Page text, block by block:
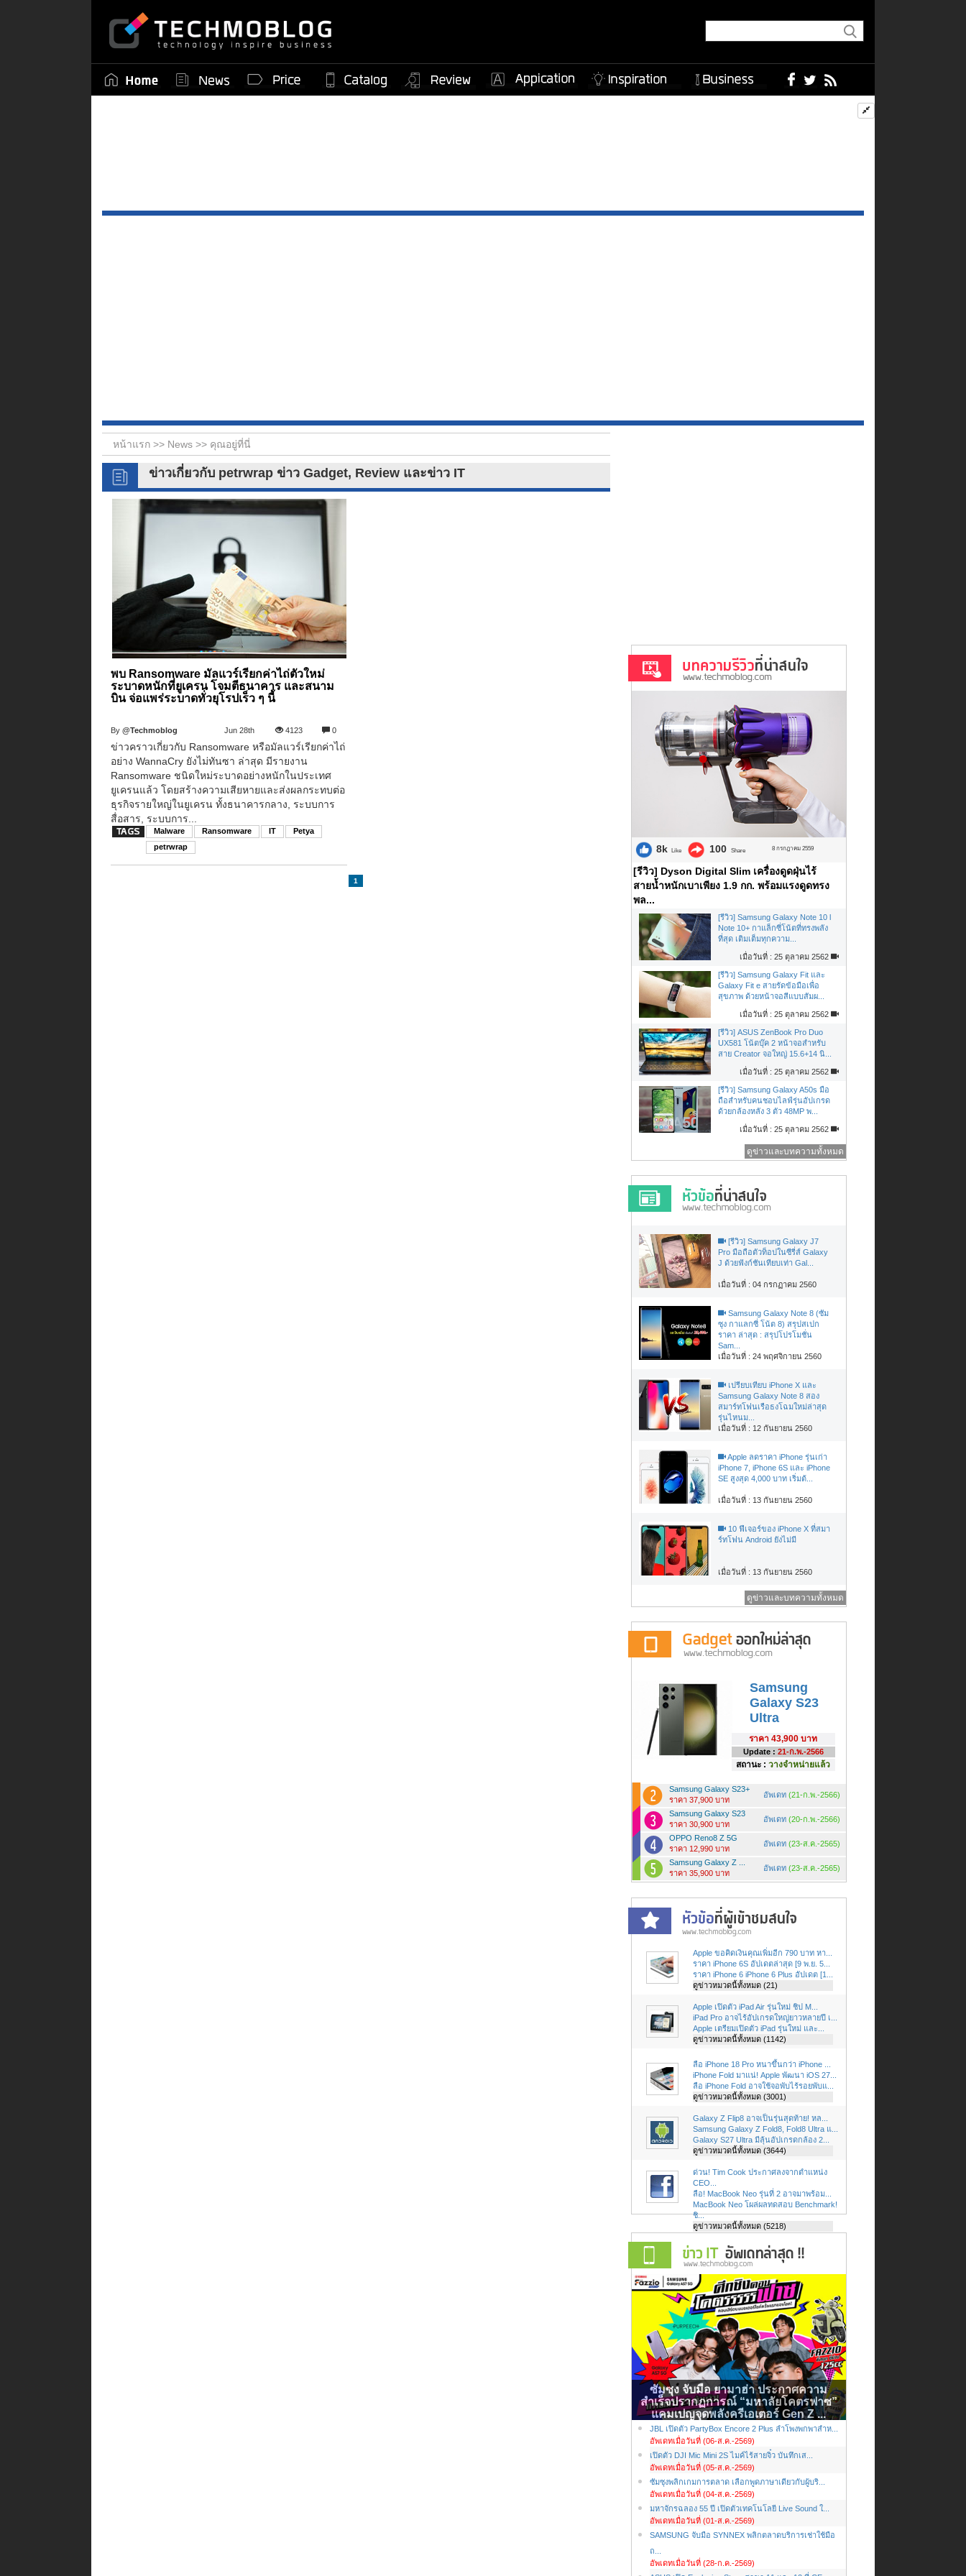
หน้าแรก >> News >> คุณอยู่ที่นี่
ข่าวเกี่ยวกับ petrwrap ข่าว Gadget, Review และข่าว IT
พบ Ransomware มัลแวร์เรียกค่าไถ่ตัวใหม่
ระบาดหนักที่ยูเครน โจมตีธนาคาร และสนาม
บิน จ่อแพร่ระบาดทั่วยุโรปเร็ว ๆ นี้
By@Techmoblog Jun 28th 4123 0
ข่าวคราวเกี่ยวกับ Ransomware หรือมัลแวร์เรียกค่าไถ่
อย่าง WannaCry ยังไม่ทันซา ล่าสุด มีรายงาน
Ransomware ชนิดใหม่ระบาดอย่างหนักในประเทศ
ยูเครนแล้ว โดยสร้างความเสียหายและส่งผลกระทบต่อ
ธุรกิจรายใหญ่ในยูเครน ทั้งธนาคารกลาง, ระบบการ
สื่อสาร, ระบบการ...
Malware Ransomware IT
Petya
petrwrap
1
8k Like 100 Share 8 กรกฎาคม 2559
[รีวิว] Dyson Digital Slim เครื่องดูดฝุ่นไร้
สายน้ำหนักเบาเพียง 1.9 กก. พร้อมแรงดูดทรง
พล...
[รีวิว] Samsung Galaxy Note 10 l
Note 10+ กาแล็กซี่โน้ตที่ทรงพลัง
ที่สุด เติมเต็มทุกความ...
เมื่อวันที่ : 25 ตุลาคม 2562
[รีวิว] Samsung Galaxy Fit และ
Galaxy Fit e สายรัดข้อมือเพื่อ
สุขภาพ ด้วยหน้าจอสีแบบสัมผ...
เมื่อวันที่ : 25 ตุลาคม 2562
[รีวิว] ASUS ZenBook Pro Duo
UX581 โน้ตบุ๊ค 2 หน้าจอสำหรับ
สาย Creator จอใหญ่ 15.6+14 นิ...
เมื่อวันที่ : 25 ตุลาคม 2562
[รีวิว] Samsung Galaxy A50s มือ
ถือสำหรับคนชอบไลฟ์รุ่นอัปเกรด
ด้วยกล้องหลัง 3 ตัว 48MP พ...
เมื่อวันที่ : 25 ตุลาคม 2562
ดูข่าวและบทความทั้งหมด
[รีวิว] Samsung Galaxy J7
Pro มือถือตัวท็อปในซีรี่ส์ Galaxy
J ด้วยฟังก์ชันเทียบเท่า Gal...
เมื่อวันที่ : 04 กรกฏาคม 2560
Samsung Galaxy Note 8 (ซัม
ซุง กาแลกซี่ โน้ต 8) สรุปสเปก
ราคา ล่าสุด : สรุปโปรโมชั่น
Sam...
เมื่อวันที่ : 24 พฤศจิกายน 2560
เปรียบเทียบ iPhone X และ
Samsung Galaxy Note 8 สอง
สมาร์ทโฟนเรือธงโฉมใหม่ล่าสุด
รุ่นไหนม...
เมื่อวันที่ : 12 กันยายน 2560
Apple ลดราคา iPhone รุ่นเก่า
iPhone 7, iPhone 6S และ iPhone
SE สูงสุด 4,000 บาท เริ่มต้...
เมื่อวันที่ : 13 กันยายน 2560
10 ฟีเจอร์ของ iPhone X ที่สมา
ร์ทโฟน Android ยังไม่มี
เมื่อวันที่ : 13 กันยายน 2560
ดูข่าวและบทความทั้งหมด
Samsung
Galaxy S23
Ultra
ราคา 43,900 บาท
Update : 21-ก.พ.-2566
สถานะ : วางจำหน่ายแล้ว
Samsung Galaxy S23+
ราคา 37,900 บาท
อัพเดท (21-ก.พ.-2566)
Samsung Galaxy S23
ราคา 30,900 บาท
อัพเดท (20-ก.พ.-2566)
OPPO Reno8 Z 5G
ราคา 12,990 บาท
อัพเดท (23-ส.ค.-2565)
Samsung Galaxy Z ...
ราคา 35,900 บาท
อัพเดท (23-ส.ค.-2565)
Apple ขอคิดเงินคุณเพิ่มอีก 790 บาท หา...
ราคา iPhone 6S อัปเดตล่าสุด [9 พ.ย. 5...
ราคา iPhone 6 iPhone 6 Plus อัปเดต [1...
ดูข่าวหมวดนี้ทั้งหมด (21)
Apple เปิดตัว iPad Air รุ่นใหม่ ชิป M...
iPad Pro อาจไร้อัปเกรดใหญ่ยาวหลายปี เ...
Apple เตรียมเปิดตัว iPad รุ่นใหม่ และ...
ดูข่าวหมวดนี้ทั้งหมด (1142)
ลือ iPhone 18 Pro หนาขึ้นกว่า iPhone ...
iPhone Fold มาแน่! Apple พัฒนา iOS 27...
ลือ iPhone Fold อาจใช้จอพับไร้รอยพับแ...
ดูข่าวหมวดนี้ทั้งหมด (3001)
Galaxy Z Flip8 อาจเป็นรุ่นสุดท้าย! หล...
Samsung Galaxy Z Fold8, Fold8 Ultra แ...
Galaxy S27 Ultra มีลุ้นอัปเกรดกล้อง 2...
ดูข่าวหมวดนี้ทั้งหมด (3644)
ด่วน! Tim Cook ประกาศลงจากตำแหน่ง
CEO...
ลือ! MacBook Neo รุ่นที่ 2 อาจมาพร้อม...
MacBook Neo โผล่ผลทดสอบ Benchmark!
ชิ...
ดูข่าวหมวดนี้ทั้งหมด (5218)
ซัมซุง จับมือ ยามาฮ่า ประกาศความ
สำเร็จปรากฏการณ์ “มหาลัยโคตรฟาซ”
แคมเปญจุดพลังครีเอเตอร์ Gen Z ...
JBL เปิดตัว PartyBox Encore 2 Plus ลำโพงพกพาสำห...
อัพเดทเมื่อวันที่ (06-ส.ค.-2569)
เปิดตัว DJI Mic Mini 2S ไมค์ไร้สายจิ๋ว บันทึกเส...
อัพเดทเมื่อวันที่ (05-ส.ค.-2569)
ซัมซุงพลิกเกมการตลาด เลือกพูดภาษาเดียวกับผู้บริ...
อัพเดทเมื่อวันที่ (04-ส.ค.-2569)
มหาจักรฉลอง 55 ปี เปิดตัวเทคโนโลยี Live Sound ใ...
อัพเดทเมื่อวันที่ (01-ส.ค.-2569)
SAMSUNG จับมือ SYNNEX พลิกตลาดบริการเช่าใช้มือ
ถ...
อัพเดทเมื่อวันที่ (28-ก.ค.-2569)